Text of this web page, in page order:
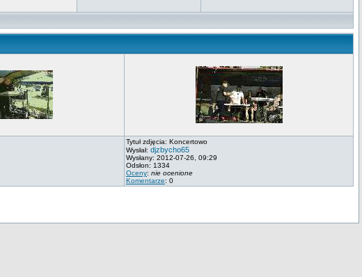
Tytuł zdjęcia: Koncertowo
Wysłał: djzbycho65
Wysłany: 2012-07-26, 09:29
Odsłon: 1334
Oceny: nie ocenione
Komentarze: 0